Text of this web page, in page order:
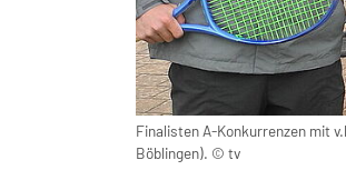
Finalisten A-Konkurrenzen mit
Böblingen). © tv